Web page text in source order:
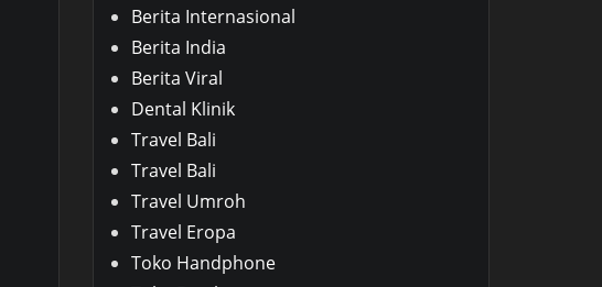
Berita Internasional
Berita India
Berita Viral
Dental Klinik
Travel Bali
Travel Bali
Travel Umroh
Travel Eropa
Toko Handphone